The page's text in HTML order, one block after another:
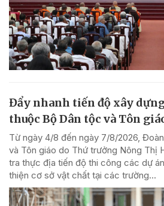
Đẩy nhanh tiến độ xây
thuộc Bộ Dân tộc và Tôn
Từ ngày 4/8 đến ngày 7/8/2026,
và Tôn giáo do Thứ trưởng Nông Thị
tra thực địa tiến độ thi công các dự
thiện cơ sở vật chất tại các trường...